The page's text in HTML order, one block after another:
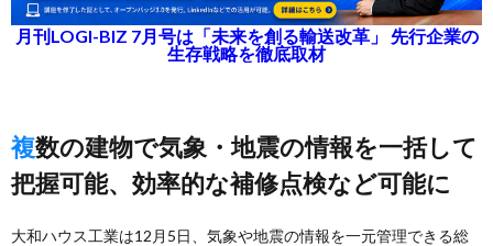
月刊LOGI-BIZ 7月号は「未来を創る輸送改革」 先行企業の
生存戦略を徹底取材
複数の建物で気象・地震の情報を一括して
把握可能、効率的な補修点検など可能に
大和ハウス工業は12月5日、気象や地震の情報を一元管理できる総